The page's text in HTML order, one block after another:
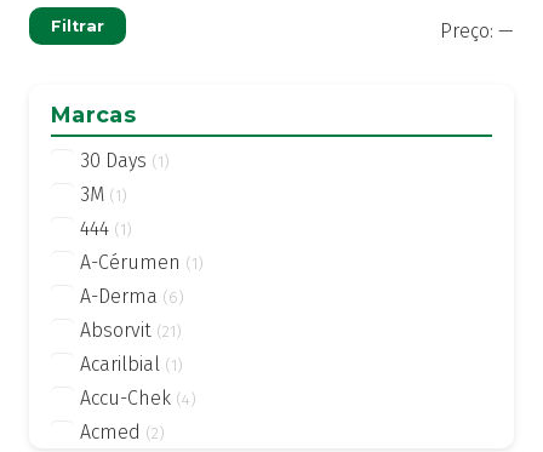
Filtrar Preço: —
Marcas
30 Days (1)
3M (1)
444 (1)
A-Cérumen (1)
A-Derma (6)
Absorvit (21)
Acarilbial (1)
Accu-Chek (4)
Acmed (2)